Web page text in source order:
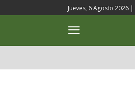
Jueves, 6 Agosto 2026 |